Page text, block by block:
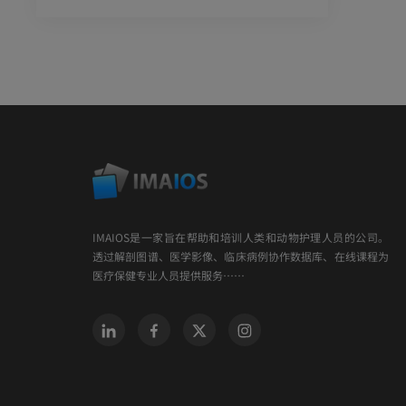
IMAIOS是一家旨在帮助和培训人类和动物护理人员的公司。
透过解剖图谱、医学影像、临床病例协作数据库、在线课程为
医疗保健专业人员提供服务……